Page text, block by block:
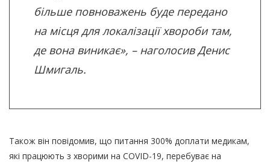
більше повноважень буде передано
на місця для локалізації хвороби там,
де вона виникає», – наголосив Денис
Шмигаль.
Також він повідомив, що питання 300% доплати медикам,
які працюють з хворими на COVID-19, перебуває на